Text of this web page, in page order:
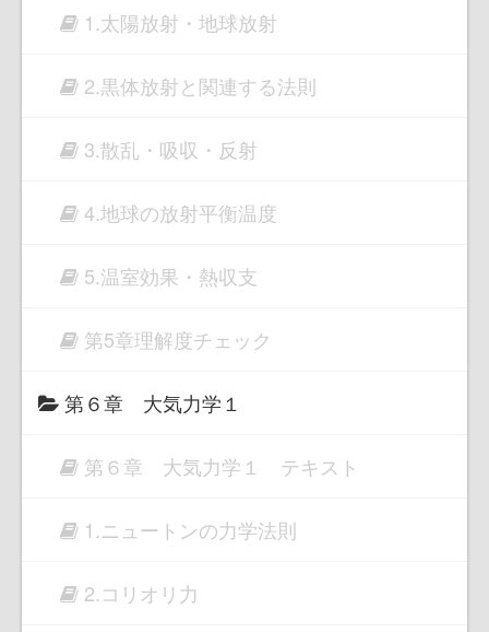
1.太陽放射・地球放射
2.黒体放射と関連する法則
3.散乱・吸収・反射
4.地球の放射平衡温度
5.温室効果・熱収支
第5章理解度チェック
第６章 大気力学１
第６章 大気力学１ テキスト
1.ニュートンの力学法則
2.コリオリ力